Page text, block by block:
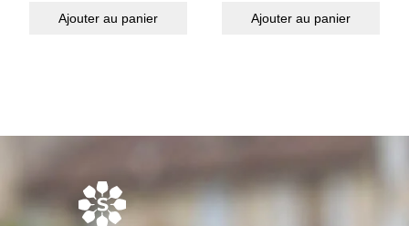
Ajouter au panier Ajouter au panier